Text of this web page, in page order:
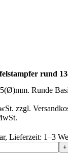
rund
Runde
zzgl.
Lieferzeit: 1–3
+